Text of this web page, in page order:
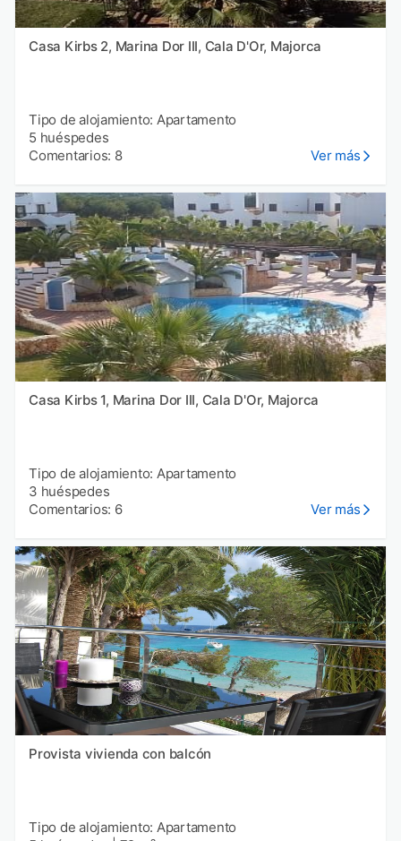
Casa Kirbs 2, Marina Dor III, Cala D'Or, Majorca
Tipo de alojamiento: Apartamento
5 huéspedes
Comentarios: 8
Ver más
Casa Kirbs 1, Marina Dor III, Cala D'Or, Majorca
Tipo de alojamiento: Apartamento
3 huéspedes
Comentarios: 6
Ver más
Provista vivienda con balcón
Tipo de alojamiento: Apartamento